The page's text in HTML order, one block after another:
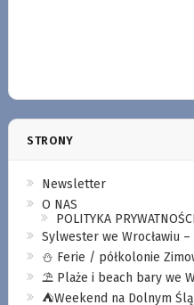
STRONY
Newsletter
O NAS
POLITYKA PRYWATNOŚCI
Sylwester we Wrocławiu
⛄️ Ferie / półkolonie
⛱️ Plaże i beach bary we
⛺️Weekend na Dolnym